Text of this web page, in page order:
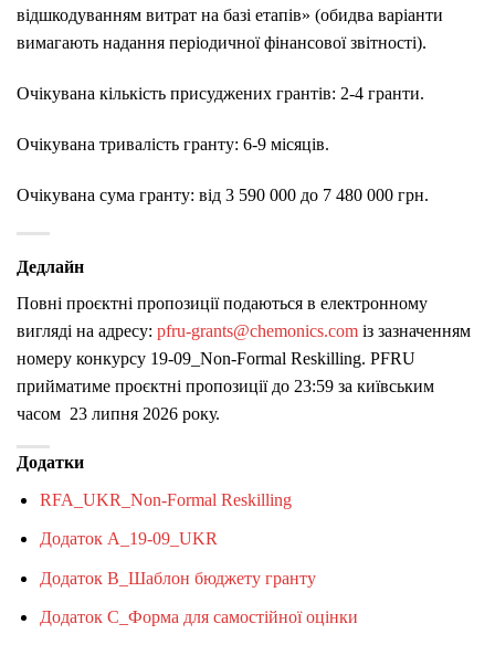
відшкодуванням витрат на базі етапів» (обидва варіанти
вимагають надання періодичної фінансової звітності)​.
Очікувана кількість присуджених грантів: 2-4 гранти.
Очікувана тривалість гранту: 6-9 місяців.
Очікувана сума гранту:​ ​​від 3 590 000 до 7 480 000 грн.
Дедлайн
Повні проєктні пропозиції подаються в електронному
вигляді на адресу: pfru-grants@chemonics.com із зазначенням
номеру конкурсу 19-09_Non-Formal Reskilling. PFRU
прийматиме проєктні пропозиції до 23:59 за київським
часом 23 липня 2026 року.
Додатки
RFA_UKR_Non-Formal Reskilling
Додаток A_19-09_UKR
Додаток B_Шаблон бюджету гранту
Додаток C_Форма для самостійної оцінки